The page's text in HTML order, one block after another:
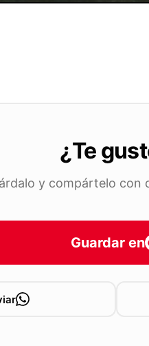
¿Te
y compártelo con
Guardar en